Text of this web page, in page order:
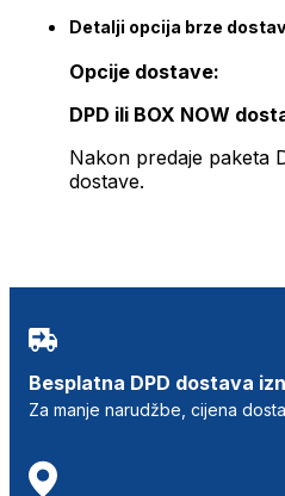
Detalji opcija brze
Opcije dostave:
DPD ili BOX NOW
Nakon predaje paketa
dostave.
Besplatna DPD dostava
Za manje narudžbe, cijena